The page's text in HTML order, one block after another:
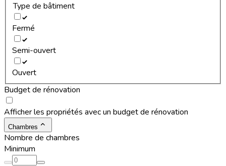
Type de bâtiment
Fermé
Semi-ouvert
Ouvert
Budget de rénovation
Afficher les propriétés avec un budget de rénovation
Chambres
Nombre de chambres
Minimum